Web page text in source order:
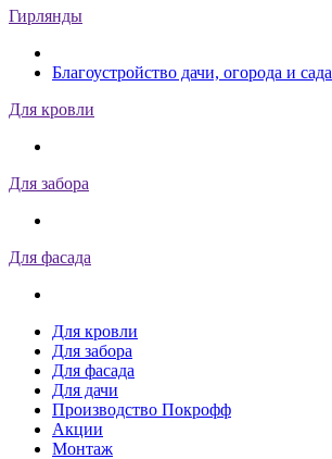
Гирлянды
Благоустройство дачи, огорода и сада
Для кровли
Для забора
Для фасада
Для кровли
Для забора
Для фасада
Для дачи
Производство Покрофф
Акции
Монтаж